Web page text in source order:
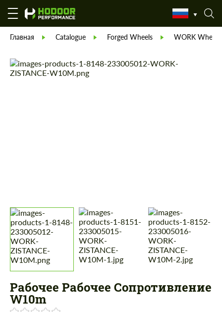
Главная Catalogue Forged Wheels WORK Wheels
Рабочее Рабочее Сопротивление
W10m